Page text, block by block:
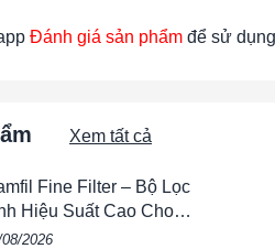
Đánh giá sản phẩm để sử
Xem tất cả
Fine Filter – Bộ Lọc
Hiệu Suất Cao Cho
AHU & Phòng Sạch
2026